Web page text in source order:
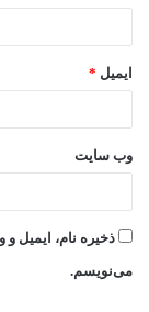
ایمیل *
وب‌ سایت
ذخیره نام، ایمیل
می‌نویسم.